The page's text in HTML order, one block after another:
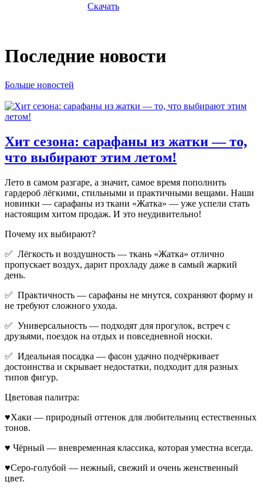
Скачать
Последние новости
Больше новостей
Хит сезона: сарафаны из жатки — то,
что выбирают этим летом!
Лето в самом разгаре, а значит, самое время пополнить
гардероб лёгкими, стильными и практичными вещами. Наши
новинки — сарафаны из ткани «Жатка» — уже успели стать
настоящим хитом продаж. И это неудивительно!
Почему их выбирают?
✅ Лёгкость и воздушность — ткань «Жатка» отлично
пропускает воздух, дарит прохладу даже в самый жаркий
день.
✅ Практичность — сарафаны не мнутся, сохраняют форму и
не требуют сложного ухода.
✅ Универсальность — подходят для прогулок, встреч с
друзьями, поездок на отдых и повседневной носки.
✅ Идеальная посадка — фасон удачно подчёркивает
достоинства и скрывает недостатки, подходит для разных
типов фигур.
Цветовая палитра:
♥Хаки — природный оттенок для любительниц естественных
тонов.
♥ Чёрный — вневременная классика, которая уместна всегда.
♥Серо-голубой — нежный, свежий и очень женственный
цвет.